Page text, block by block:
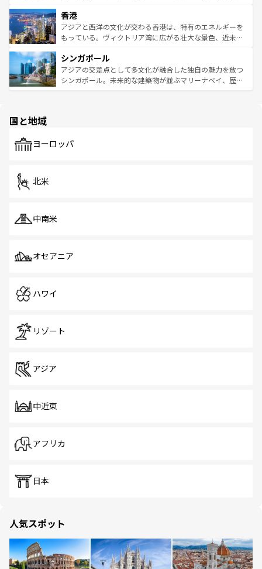
とつ。フォーやバインミー、ベトナムコーヒーなどは、ぜ
ひ現地で味わいたい。どの地域を訪れてもあたたかい人々
が旅行者を迎えてくれるので、きっと忘れられない旅にな
参照してほしい。
の活気が交差している。北部ではチェンマイなどの山岳地
帯で自然と触れ合い、南部ではプーケットやクラビの美し
いビーチでリゾート気分を楽しむことができる。タイ料理
激する。気候は一年中温暖で、どの季節にも異なる楽しみ
が待っている。親しみやすいタイの人々、仏教を中心とし
た文化、そして多様な観光資源が、訪れる旅人を魅了し続
香港
アジアと西洋の文化が交わる香港は、特有のエネルギーを
もっている。ヴィクトリア湾に広がる壮大な景色、近未来
み、どこを訪れても感動するはず。観光スポットが密集し
ており、効率よく見どころを回れるのも魅力。息をのむよ
うな絶景から文化的な体験まで、香港を存分に楽しみ尽く
シンガポール
アジアの交差点として多文化が融合した独自の魅力を放つ
シンガポール。未来的な建築物が並ぶマリーナベイ、歴史
で、ホーカーズは地元の風情を楽しめる外せないスポット
国と地域
ヨーロッパ
北米
中南米
オセアニア
ハワイ
リゾート
アジア
中近東
アフリカ
日本
人気スポット